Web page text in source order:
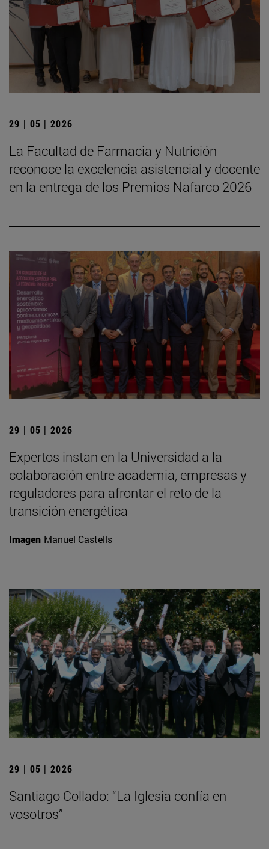
29 | 05 | 2026
La Facultad de Farmacia y Nutrición
reconoce la excelencia asistencial y docente
en la entrega de los Premios Nafarco 2026
29 | 05 | 2026
Expertos instan en la Universidad a la
colaboración entre academia, empresas y
reguladores para afrontar el reto de la
transición energética
Imagen Manuel Castells
29 | 05 | 2026
Santiago Collado: “La Iglesia confía en
vosotros”